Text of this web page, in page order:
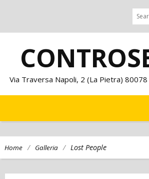
Via Traversa Napoli, 2 (La Pietra)
Home / Galleria / Lost People